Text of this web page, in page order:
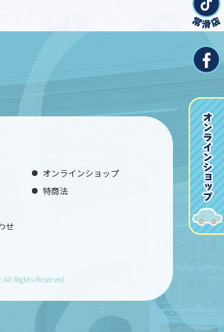
せ
オンラインショップ
特商法
All Rights Reserved.